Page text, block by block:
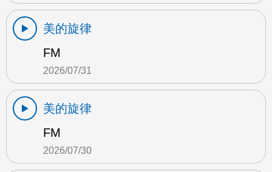
美的旋律
FM
2026/07/31
美的旋律
FM
2026/07/30